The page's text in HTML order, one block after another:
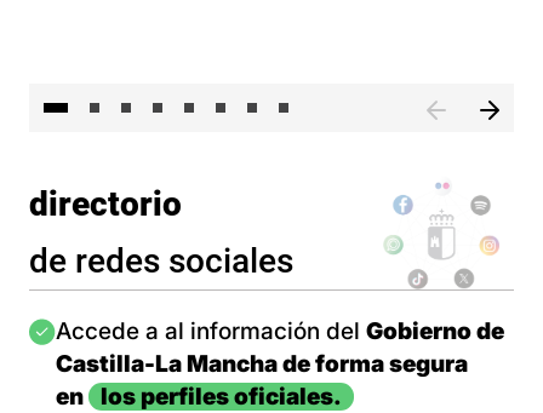
directorio
de redes sociales
Imagen
Accede a al información del Gobierno de
Castilla-La Mancha de forma segura
en
los perfiles oficiales.